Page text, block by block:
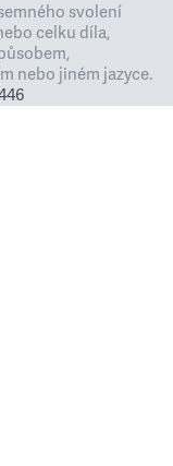
svolení
celku díla,
nebo jiném jazyce.